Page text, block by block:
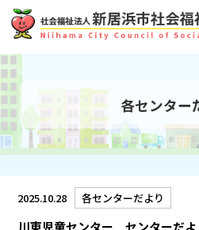
各センター
2025.10.28 各センターだより
川東児童センター センターだよ